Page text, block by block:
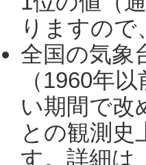
りますので
全国の気象
（1960年
い期間で改
との観測史
す。詳細は